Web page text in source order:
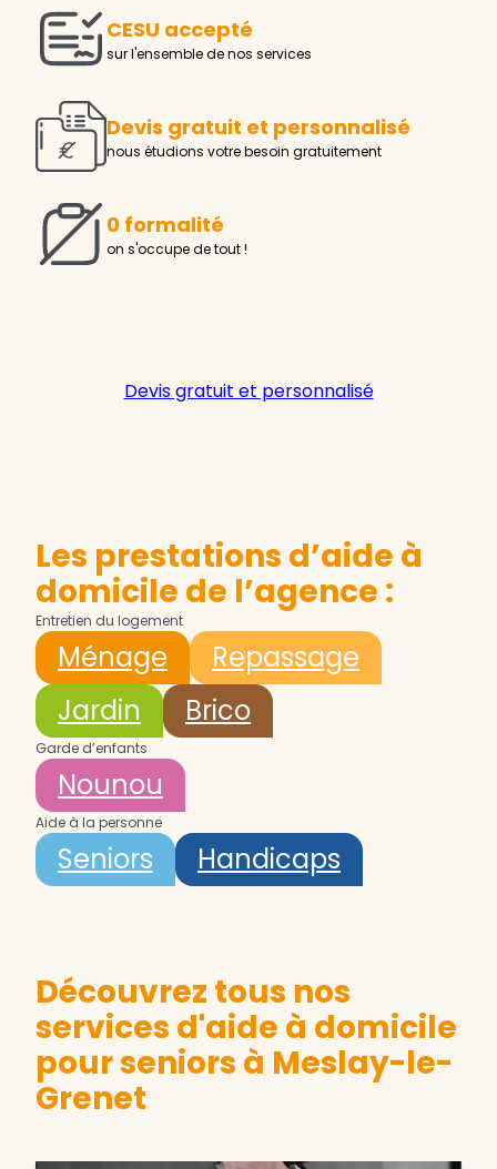
CESU accepté
sur l'ensemble de nos services
Devis gratuit et personnalisé
nous étudions votre besoin gratuitement
0 formalité
on s'occupe de tout !
Devis gratuit et personnalisé
Les prestations d’aide à
domicile de l’agence :
Entretien du logement
Ménage
Repassage
Jardin
Brico
Garde d’enfants
Nounou
Aide à la personne
Seniors Handicaps
Découvrez tous nos
services d'aide à domicile
pour seniors à Meslay-le-
Grenet